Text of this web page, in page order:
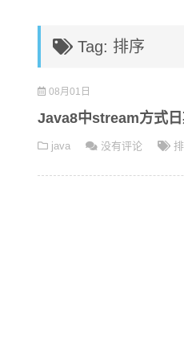
Tag: 排序
08月01日
Java8中stream方式
java 没有评论